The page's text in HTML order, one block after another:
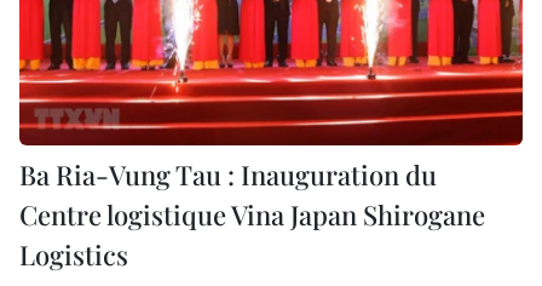
Ba Ria-Vung Tau : Inauguration du
Centre logistique Vina Japan Shirogane
Logistics